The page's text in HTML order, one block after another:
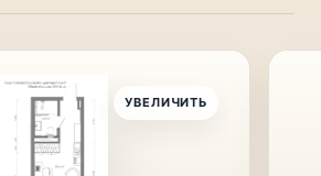
УВЕЛИЧИТЬ